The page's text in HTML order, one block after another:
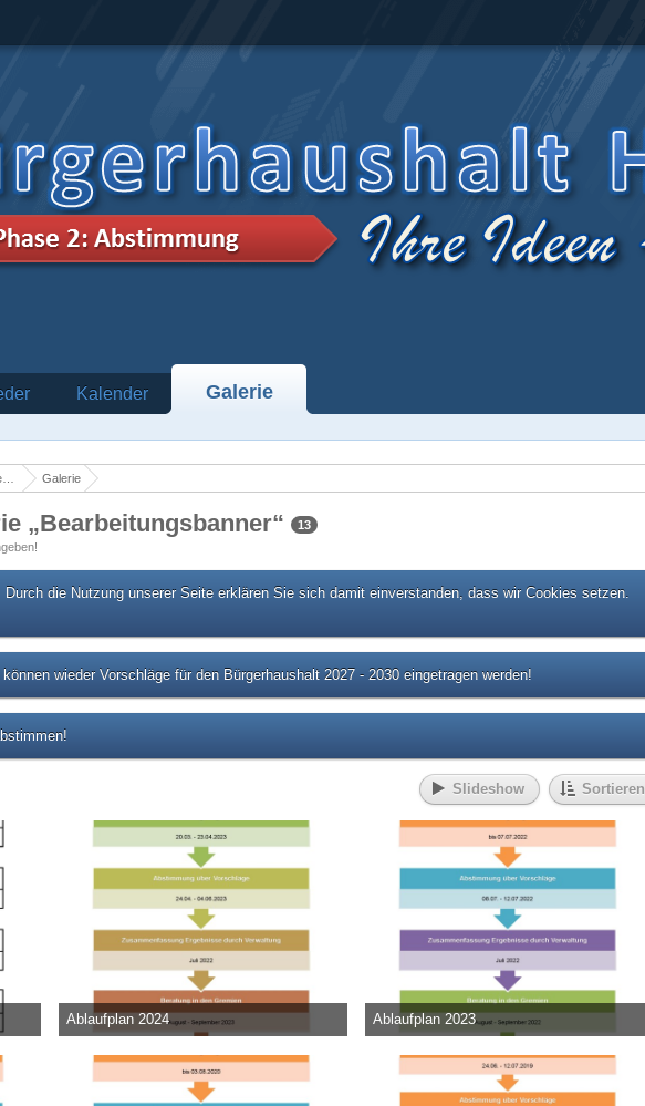
Kalender Galerie
Galerie
„Bearbeitungsbanner“ 13
die Nutzung unserer Seite erklären Sie sich damit einverstanden, dass wir Cookies setzen.
wieder Vorschläge für den Bürgerhaushalt 2027 - 2030 eingetragen werden!
Slideshow Sortieren
Ablaufplan 2024
Admin-15. März 2023
42.455
0 0
Ablaufplan 2023
Admin-17. Juni 2022
43.751
0 0